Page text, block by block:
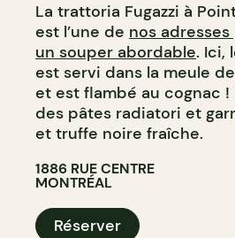
La trattoria Fugazzi à
est l’une de nos
un souper abordable. Ici,
est servi dans la meule
et est flambé au cognac !
des pâtes radiatori et
et truffe noire fraîche.
1886 RUE CENTRE
MONTRÉAL
Réserver